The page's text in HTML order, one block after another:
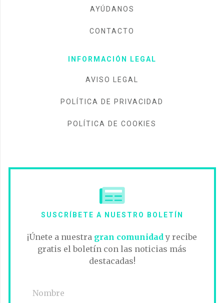
AYÚDANOS
CONTACTO
INFORMACIÓN LEGAL
AVISO LEGAL
POLÍTICA DE PRIVACIDAD
POLÍTICA DE COOKIES
SUSCRÍBETE A NUESTRO BOLETÍN
¡Únete a nuestra gran comunidady recibe
gratis el boletín con las noticias más
destacadas!